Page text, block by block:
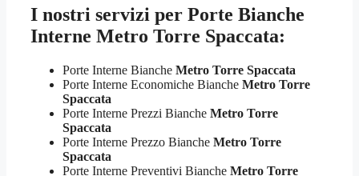
I nostri servizi per Porte Bianche
Interne Metro Torre Spaccata:
Porte Interne Bianche Metro Torre Spaccata
Porte Interne Economiche Bianche Metro Torre
Spaccata
Porte Interne Prezzi Bianche Metro Torre
Spaccata
Porte Interne Prezzo Bianche Metro Torre
Spaccata
Porte Interne Preventivi Bianche Metro Torre